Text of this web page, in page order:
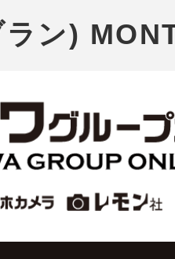
ラン)